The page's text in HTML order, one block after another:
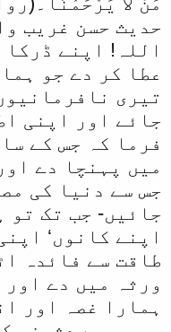
حدیث حسن غریب
اللہ! اپنے
عطا کر دے جو
تیری
جائے اور اپنی
فرما کہ جس کے
میں پہنچا دے
جس سے دنیا کی
جائیں- جب تک تو
اپنے کانوں‘
طاقت سے فائدہ
ورثہ میں دے اور
ہمارا غصہ اور